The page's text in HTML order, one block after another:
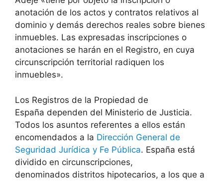
anotación de los actos y contratos relativos al
dominio y demás derechos reales sobre bienes
inmuebles. Las expresadas inscripciones o
anotaciones se harán en el Registro, en cuya
circunscripción territorial radiquen los
inmuebles».
Los Registros de la Propiedad de
España dependen del Ministerio de Justicia.
Todos los asuntos referentes a ellos están
encomendados a la Dirección General de
Seguridad Jurídica y Fe Pública. España está
dividido en circunscripciones,
denominados distritos hipotecarios, a los que a